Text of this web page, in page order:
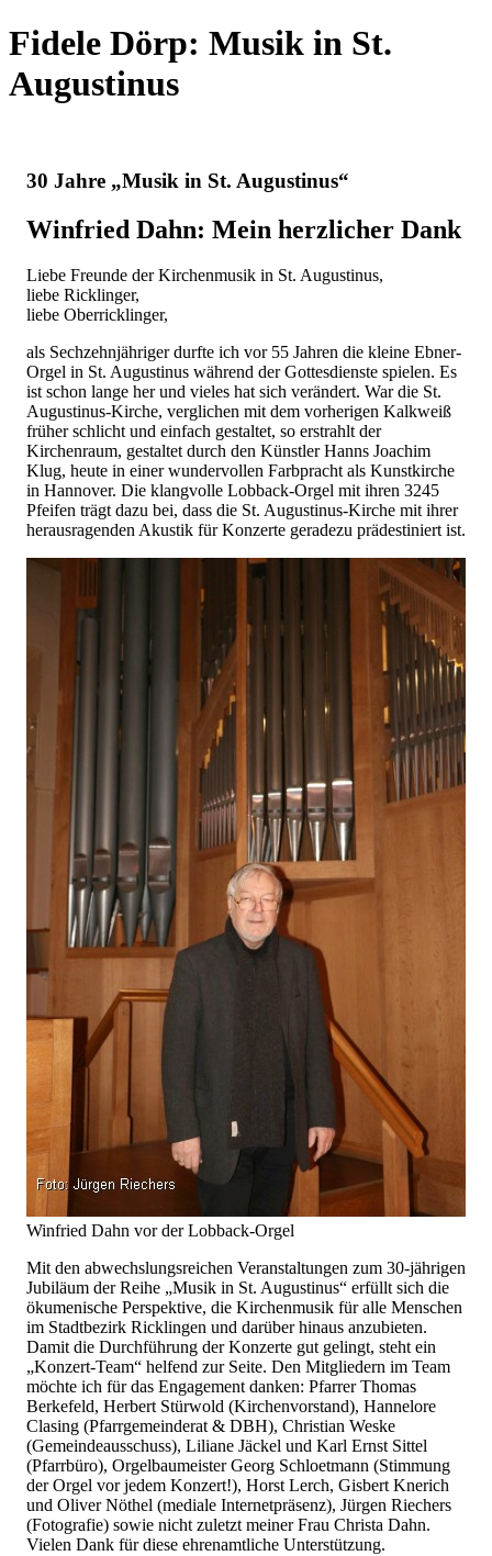
Fidele Dörp: Musik in St.
Augustinus
30 Jahre „Musik in St. Augustinus“
Winfried Dahn: Mein herzlicher Dank
Liebe Freunde der Kirchenmusik in St. Augustinus,
liebe Ricklinger,
liebe Oberricklinger,
als Sechzehnjähriger durfte ich vor 55 Jahren die kleine Ebner-
Orgel in St. Augustinus während der Gottesdienste spielen. Es
ist schon lange her und vieles hat sich verändert. War die St.
Augustinus-Kirche, verglichen mit dem vorherigen Kalkweiß
früher schlicht und einfach gestaltet, so erstrahlt der
Kirchenraum, gestaltet durch den Künstler Hanns Joachim
Klug, heute in einer wundervollen Farbpracht als Kunstkirche
in Hannover. Die klangvolle Lobback-Orgel mit ihren 3245
Pfeifen trägt dazu bei, dass die St. Augustinus-Kirche mit ihrer
herausragenden Akustik für Konzerte geradezu prädestiniert ist.
Winfried Dahn vor der Lobback-Orgel
Mit den abwechslungsreichen Veranstaltungen zum 30-jährigen
Jubiläum der Reihe „Musik in St. Augustinus“ erfüllt sich die
ökumenische Perspektive, die Kirchenmusik für alle Menschen
im Stadtbezirk Ricklingen und darüber hinaus anzubieten.
Damit die Durchführung der Konzerte gut gelingt, steht ein
„Konzert-Team“ helfend zur Seite. Den Mitgliedern im Team
möchte ich für das Engagement danken: Pfarrer Thomas
Berkefeld, Herbert Stürwold (Kirchenvorstand), Hannelore
Clasing (Pfarrgemeinderat & DBH), Christian Weske
(Gemeindeausschuss), Liliane Jäckel und Karl Ernst Sittel
(Pfarrbüro), Orgelbaumeister Georg Schloetmann (Stimmung
der Orgel vor jedem Konzert!), Horst Lerch, Gisbert Knerich
und Oliver Nöthel (mediale Internetpräsenz), Jürgen Riechers
(Fotografie) sowie nicht zuletzt meiner Frau Christa Dahn.
Vielen Dank für diese ehrenamtliche Unterstützung.